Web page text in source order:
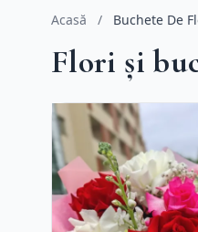
Acasă / Buchete De
Flori și